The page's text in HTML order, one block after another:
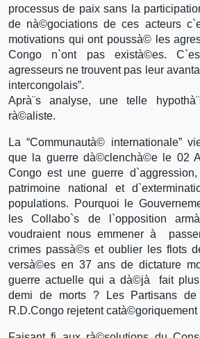
processus de paix sans la
de nà©gociations de ces acteurs
motivations qui ont poussà© les
Congo n`ont pas existà©es.
agresseurs ne trouvent pas leur
intercongolais”.
Aprà¨s analyse, une telle
rà©aliste.
La “Communautà© internationale”
que la guerre dà©clenchà©e le 02
Congo est une guerre
patrimoine national et
populations. Pourquoi le
les Collabo`s de l`opposition
voudraient nous emmener à
crimes passà©s et oublier les flots
versà©es en 37 ans de dictature
guerre actuelle qui a dà©jà fait
demi de morts ? Les Partisans
R.D.Congo rejetent